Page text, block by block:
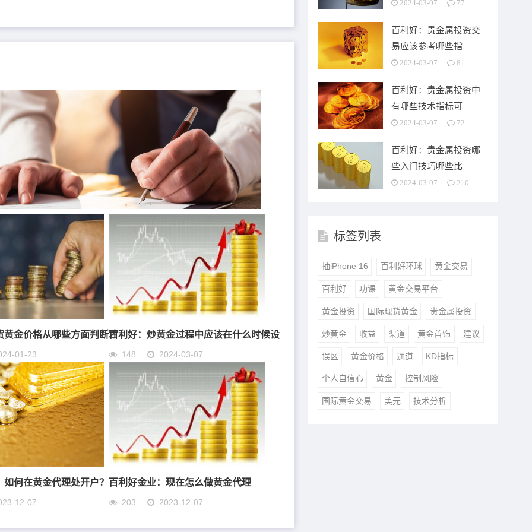
黄金价格从哪些方面判断才
01-23
百利好：炒黄金过程中应该在什么时候设
148 2024-03-07
何在黄金代理处开户？
12-07
百利好金业：现在怎么做黄金代理
203 2023-12-07
2024-03-07 77
百利好：贵金属投资交
易应该参考哪些指
2024-03-07 81
百利好：贵金属投资中
有哪些技术指标可
2024-03-07 72
百利好：贵金属投资哪
些入门技巧哪些比
2024-03-07 210
标签列表
抽iPhone 16 百利好环球 黄金交易
百利好 功课 黄金交易平台
黄金投资 国际现货黄金 贵金属投资
炒黄金 收益 渠道 黄金首饰 建议
误区 黄金价格 通道 KD指标
个人自信心 黄金 控制风险
国际黄金交易 美元 技术分析